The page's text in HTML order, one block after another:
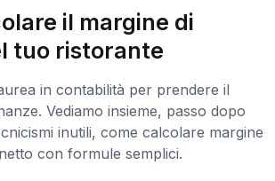
il margine di
tuo ristorante
in contabilità per prendere il
Vediamo insieme, passo dopo
inutili, come calcolare margine
con formule semplici.